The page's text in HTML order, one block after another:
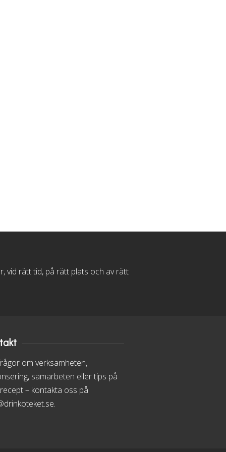
vid rätt tid, på rätt plats och av rätt
om verksamheten,
samarbeten eller tips på
– kontakta oss på